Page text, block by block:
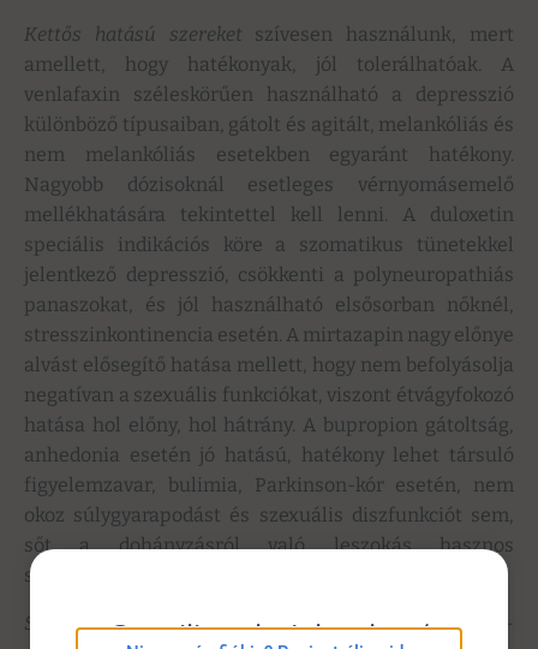
Kettős hatású szereket szívesen használunk, mert
amellett, hogy hatékonyak, jól tolerálhatóak. A
venlafaxin széleskörűen használható a depresszió
különböző típusaiban, gátolt és agitált, melankóliás és
nem melankóliás esetekben egyaránt hatékony.
Nagyobb dózisoknál esetleges vérnyomásemelő
mellékhatására tekintettel kell lenni. A duloxetin
speciális indikációs köre a szomatikus tünetekkel
jelentkező depresszió, csökkenti a polyneuropathiás
panaszokat, és jól használható elsősorban nőknél,
stresszinkontinencia esetén. A mirtazapin nagy előnye
alvást elősegítő hatása mellett, hogy nem befolyásolja
negatívan a szexuális funkciókat, viszont étvágyfokozó
hatása hol előny, hol hátrány. A bupropion gátoltság,
anhedonia esetén jó hatású, hatékony lehet társuló
figyelemzavar, bulimia, Parkinson-kór esetén, nem
okoz súlygyarapodást és szexuális diszfunkciót sem,
sőt a dohányzásról való leszokás hasznos
segédeszköze lehet.
Szerotoninvisszavétel-gátló és szerotoninrecepter-
eConsilium bejelentkezés